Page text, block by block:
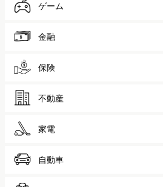
ゲーム
金融
保険
不動産
家電
自動車